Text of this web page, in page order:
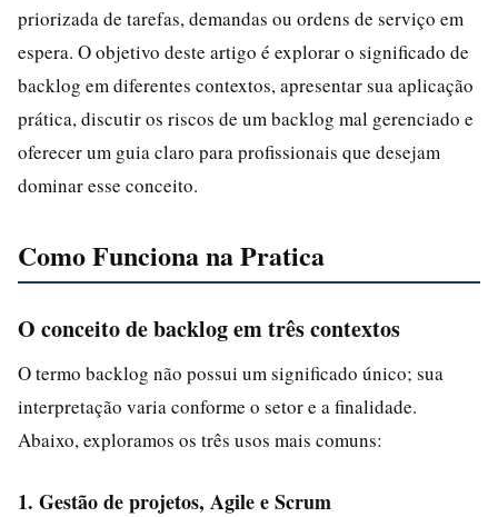
priorizada de tarefas, demandas ou ordens de serviço em
espera. O objetivo deste artigo é explorar o significado de
backlog em diferentes contextos, apresentar sua aplicação
prática, discutir os riscos de um backlog mal gerenciado e
oferecer um guia claro para profissionais que desejam
dominar esse conceito.
Como Funciona na Pratica
O conceito de backlog em três contextos
O termo backlog não possui um significado único; sua
interpretação varia conforme o setor e a finalidade.
Abaixo, exploramos os três usos mais comuns:
1. Gestão de projetos, Agile e Scrum